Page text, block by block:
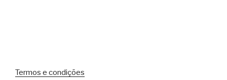
Termos e condições